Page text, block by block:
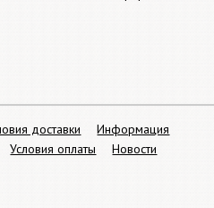
доставки
Информация
Условия оплаты Новости